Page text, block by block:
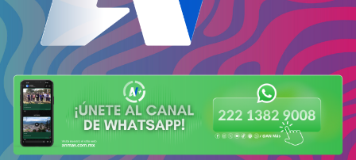
AN Más
Más cerca de ti